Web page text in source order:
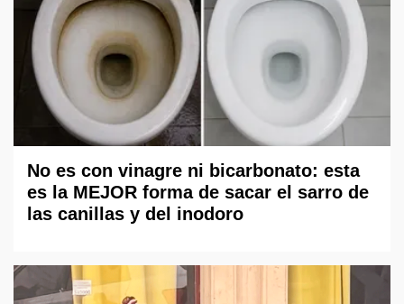
No es con vinagre ni bicarbonato: esta
es la MEJOR forma de sacar el sarro de
las canillas y del inodoro